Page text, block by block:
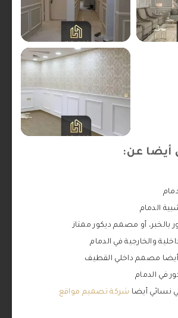
أيضا عن:
الدمام
بالخبر، أو مصمم ديكور ممتاز
والخارجية في الدمام
أيضا مصمم داخلي القطيف
في الدمام
نسائي أيضا شركة تصميم مواقع